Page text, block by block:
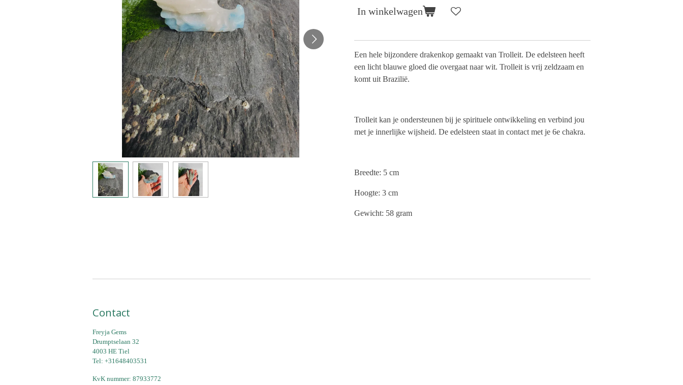
In winkelwagen
Een hele bijzondere drakenkop gemaakt van Trolleit. De edelsteen heeft
een licht blauwe gloed die overgaat naar wit. Trolleit is vrij zeldzaam en
komt uit Brazilië.
Trolleit kan je ondersteunen bij je spirituele ontwikkeling en verbind jou
met je innerlijke wijsheid. De edelsteen staat in contact met je 6e chakra.
Breedte: 5 cm
Hoogte: 3 cm
Gewicht: 58 gram
Contact
Freyja Gems
Drumptselaan 32
4003 HE Tiel
Tel: +31648403531
KvK nummer: 87933772